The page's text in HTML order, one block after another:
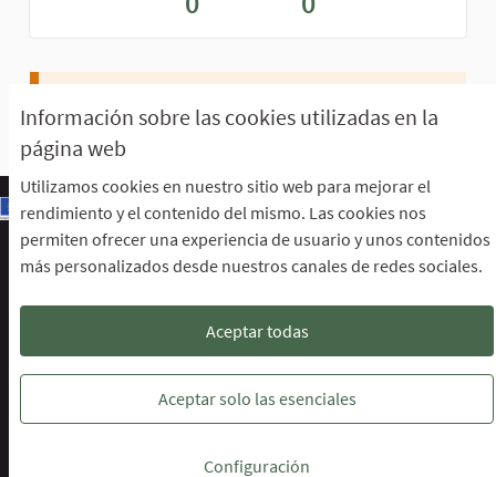
Información sobre las cookies utilizadas en la
página web
Utilizamos cookies en nuestro sitio web para mejorar el
rendimiento y el contenido del mismo. Las cookies nos
permiten ofrecer una experiencia de usuario y unos contenidos
más personalizados desde nuestros canales de redes sociales.
Aceptar todas
Aceptar solo las esenciales
Configuración
Escuela de Participación Ciudadana
Área de Participación Ciudadana
Descargar ficheros de datos abiertos
Configuración de cookies
Escuela de Participación Ciudadana en
Escuela de Participación
Escuela de Participación